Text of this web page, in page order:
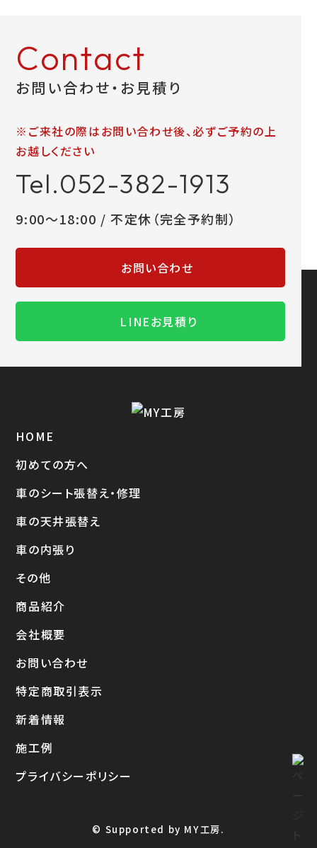
Contact
お問い合わせ・お見積り
※ご来社の際はお問い合わせ後、必ずご予約の上
お越しください
Tel.052-382-1913
9:00～18:00 / 不定休（完全予約制）
お問い合わせ
LINEお見積り
HOME
初めての方へ
車のシート張替え・修理
車の天井張替え
車の内張り
その他
商品紹介
会社概要
お問い合わせ
特定商取引表示
新着情報
施工例
プライバシーポリシー
© Supported by MY工房.